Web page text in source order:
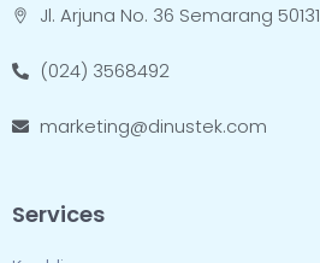
Jl. Arjuna No. 36 Semarang 50131
(024) 3568492
marketing@dinustek.com
Services